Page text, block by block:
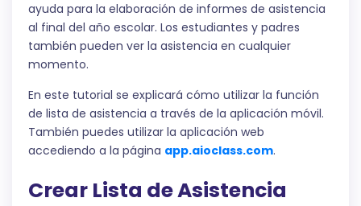
ayuda para la elaboración de informes de asistencia
al final del año escolar. Los estudiantes y padres
también pueden ver la asistencia en cualquier
momento.
En este tutorial se explicará cómo utilizar la función
de lista de asistencia a través de la aplicación móvil.
También puedes utilizar la aplicación web
accediendo a la página app.aioclass.com.
Crear Lista de Asistencia